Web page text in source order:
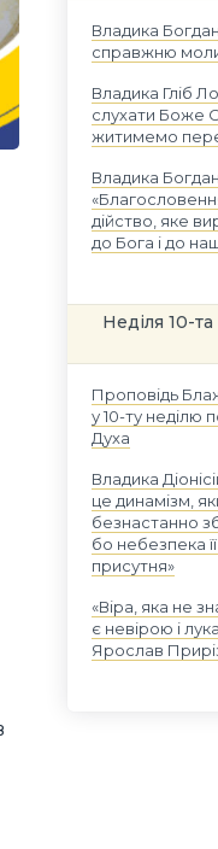
Владика
справжню
Владика Гліб
слухати Боже
житимемо
Владика
дійство, яке
до Бога і до
Неділя 10-та
Проповідь
у 10-ту неділю
Духа
Владика
це динамізм,
безнастанно
бо небезпека
присутня»
«Віра, яка не
є невірою і
Ярослав